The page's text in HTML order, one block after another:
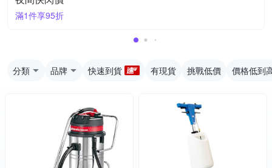
滿1件享95折
分類 品牌 快速到貨 有現貨 挑戰低價 價格低到